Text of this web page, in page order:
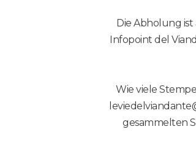
Die Abholung ist
Infopoint del
Wie viele
gesammelten